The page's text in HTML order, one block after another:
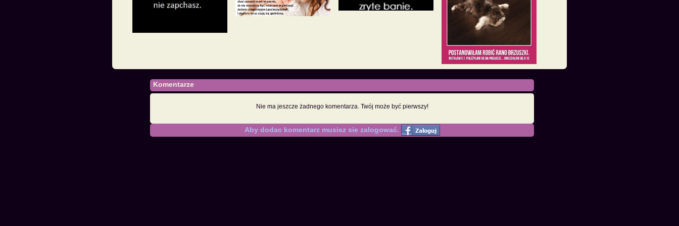
Komentarze
Nie ma jeszcze żadnego komentarza. Twój może być pierwszy!
Aby dodac komentarz musisz sie zalogować.